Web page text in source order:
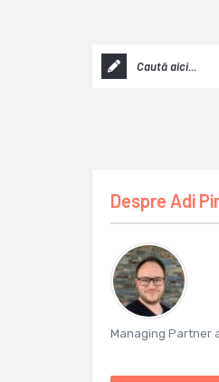
Despre Adi
Managing Partner